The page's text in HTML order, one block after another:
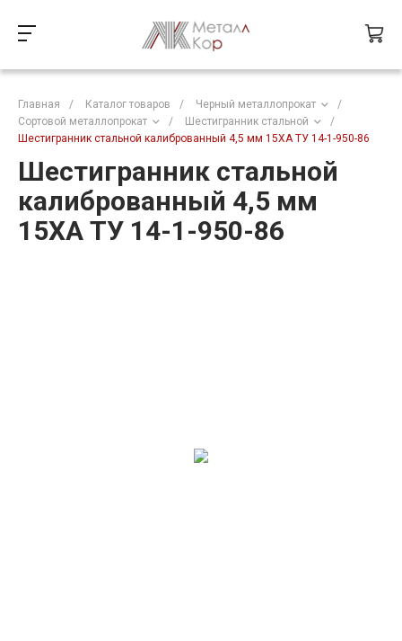
Главная / Каталог товаров / Черный металлопрокат
/
Сортовой металлопрокат
/ Шестигранник стальной
/
Шестигранник стальной калиброванный 4,5 мм 15ХА ТУ 14-1-950-86
Шестигранник стальной
калиброванный 4,5 мм
15ХА ТУ 14-1-950-86